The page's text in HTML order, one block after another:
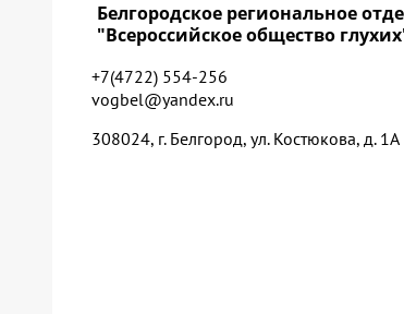
Белгородское региональное
"Всероссийское общество
+7(4722) 554-256
vogbel@yandex.ru
308024, г. Белгород, ул. Костюкова, д. 1А